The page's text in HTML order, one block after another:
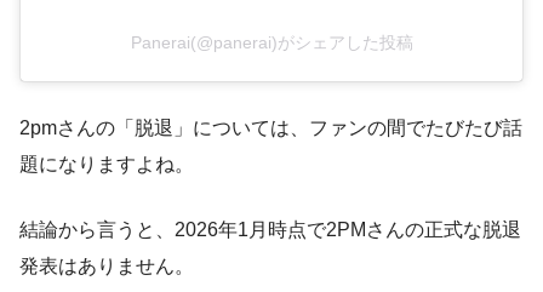
Panerai(@panerai)がシェアした投稿
2pmさんの「脱退」については、ファンの間でたびたび話
題になりますよね。
結論から言うと、2026年1月時点で2PMさんの正式な脱退
発表はありません。